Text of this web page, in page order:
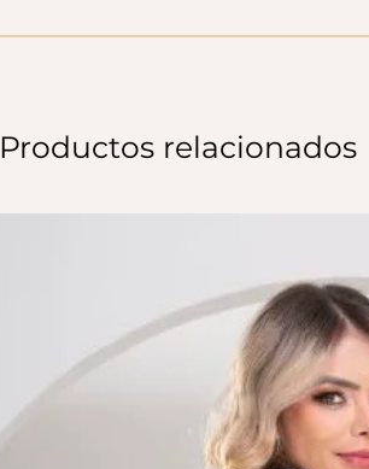
Productos relacionados